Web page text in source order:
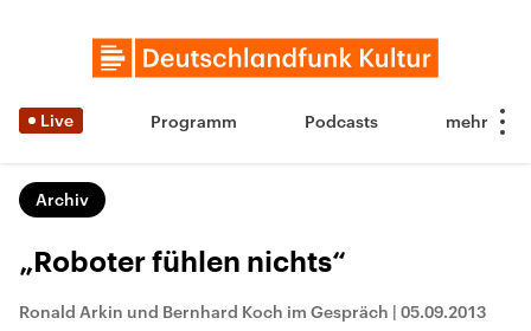
Live Programm Podcasts
Archiv
„Roboter fühlen nichts“
Ronald Arkin und Bernhard Koch im Gespräch | 05.09.2013